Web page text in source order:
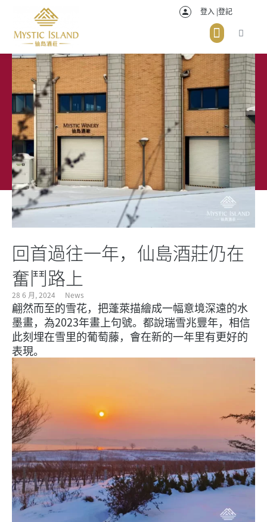
登入 |登記
回首過往一年，仙島酒莊仍在
奮鬥路上
28 6 月, 2024 News
翩然而至的雪花，把蓬萊描繪成一幅意境深遠的水
墨畫，為2023年畫上句號。都說瑞雪兆豐年，相信
此刻埋在雪里的葡萄藤，會在新的一年里有更好的
表現。